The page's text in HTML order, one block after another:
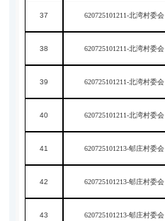
37 620725101211-北湾村委会
38 620725101211-北湾村委会
39 620725101211-北湾村委会
40 620725101211-北湾村委会
41 620725101213-郇庄村委会
42 620725101213-郇庄村委会
43 620725101213-郇庄村委会